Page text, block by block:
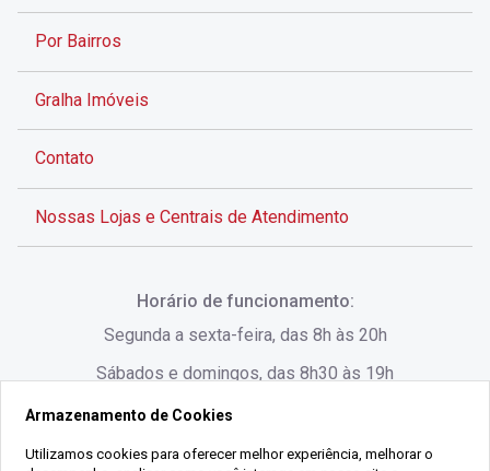
Por Bairros
Gralha Imóveis
Contato
Nossas Lojas e Centrais de Atendimento
Rua Lauro Linhares, 1080 - Trindade, Florianópolis -
SC
Horário de funcionamento:
Segunda a sexta-feira, das 8h às 20h
Sábados e domingos, das 8h30 às 19h
Armazenamento de Cookies
Utilizamos cookies para oferecer melhor experiência, melhorar o